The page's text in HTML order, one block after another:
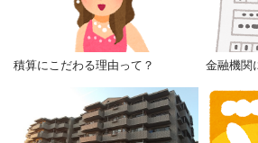
積算にこだわる理由って？ 金融機関